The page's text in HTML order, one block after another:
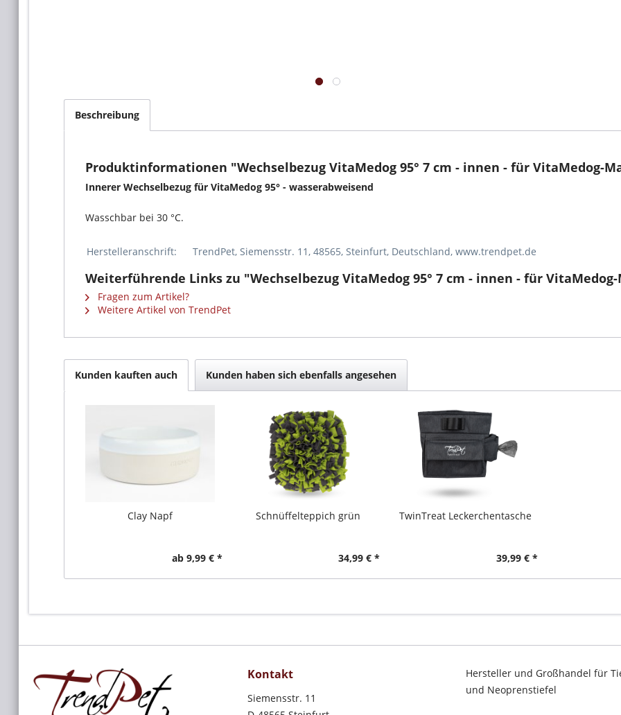
Beschreibung
Produktinformationen "Wechselbezug VitaMedog 95° 7 cm - innen - für VitaMedog-
Innerer Wechselbezug für VitaMedog 95° - wasserabweisend
Wasschbar bei 30 °C.
Herstelleranschrift: TrendPet, Siemensstr. 11, 48565, Steinfurt, Deutschland, www.trendpet.de
Weiterführende Links zu "Wechselbezug VitaMedog 95° 7 cm - innen - für
Fragen zum Artikel?
Weitere Artikel von TrendPet
Kunden kauften auch Kunden haben sich ebenfalls angesehen
Clay Napf
ab 9,99 € *
Schnüffelteppich grün
34,99 € *
TwinTreat Leckerchentasche
39,99 € *
Kontakt
Siemensstr. 11
Hersteller und Großhandel für
und Neoprenstiefel